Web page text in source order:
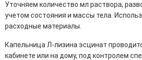
Уточняем количество мл раствора,
учетом состояния и массы тела.
расходные материалы.
Капельница Л-лизина эсцинат
кабинете или на дому, под контролем